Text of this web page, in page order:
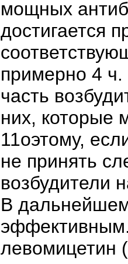
мощных
достигается
примерно 4 ч.
часть
них, которые
11оэтому,
не принять
возбудители
В
левомицетин